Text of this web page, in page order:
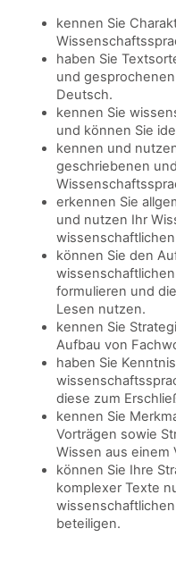
kennen Sie
haben Sie
und
Deutsch.
kennen Sie
und können Sie
kennen und
geschriebenen
erkennen Sie
und nutzen Ihr
können Sie den
formulieren und
Lesen nutzen.
kennen Sie
Aufbau von
haben Sie
diese zum
kennen Sie
Vorträgen sowie
Wissen aus einem
können Sie Ihre
komplexer Texte
beteiligen.